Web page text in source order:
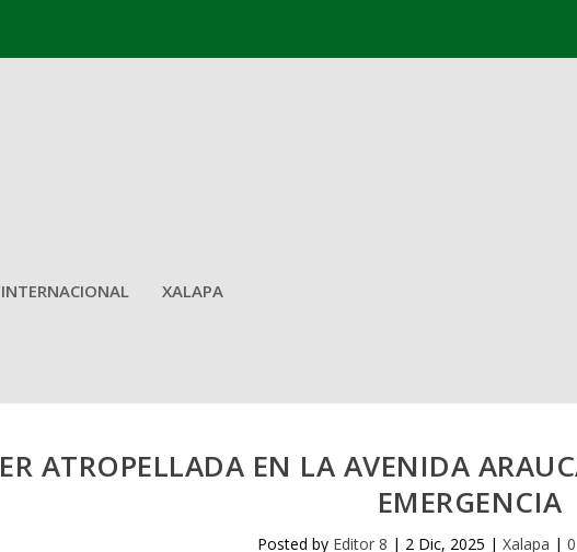
INTERNACIONAL XALAPA
ATROPELLADA EN LA AVENIDA
EMERGENCIA
Posted by Editor 8 | 2 Dic, 2025 | Xalapa | 0